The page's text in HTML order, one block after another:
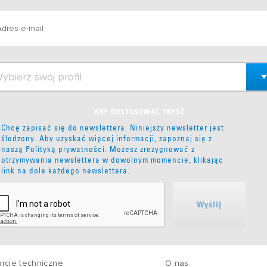
ABY DOSTOSOWAĆ TREŚĆ
Chcę zapisać się do newslettera. Niniejszy newsletter jest
śledzony. Aby uzyskać więcej informacji, zapoznaj się z
naszą Polityką prywatności. Możesz zrezygnować z
otrzymywania newslettera w dowolnym momencie, klikając
link na dole każdego newslettera.
Wyślij
techniczne O nas